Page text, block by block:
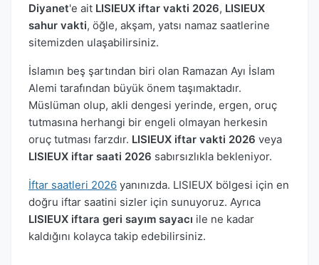
Diyanet'e ait LISIEUX iftar vakti 2026, LISIEUX
sahur vakti, öğle, akşam, yatsı namaz saatlerine
sitemizden ulaşabilirsiniz.
İslamın beş şartından biri olan Ramazan Ayı İslam
Alemi tarafından büyük önem taşımaktadır.
Müslüman olup, akli dengesi yerinde, ergen, oruç
tutmasına herhangi bir engeli olmayan herkesin
oruç tutması farzdır. LISIEUX iftar vakti 2026 veya
LISIEUX iftar saati 2026 sabırsızlıkla bekleniyor.
İftar saatleri 2026 yanınızda. LISIEUX bölgesi için en
doğru iftar saatini sizler için sunuyoruz. Ayrıca
LISIEUX iftara geri sayım sayacı ile ne kadar
kaldığını kolayca takip edebilirsiniz.